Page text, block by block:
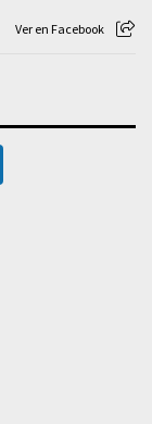
Ver en Facebook